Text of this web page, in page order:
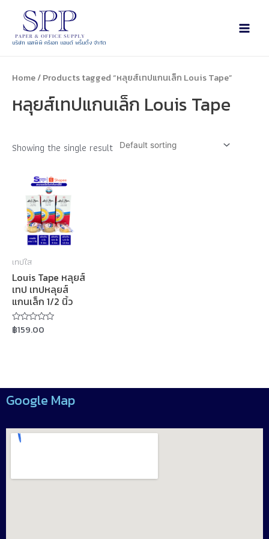
บริษัท เอสพีพี ครีเอท แอนด์ พริ้นติ้ง จำกัด
Home/ Products tagged “หลุยส์เทปแกนเล็ก Louis Tape”
หลุยส์เทปแกนเล็ก Louis Tape
Showing the single result
เทปใส
Louis Tape หลุยส์
เทป เทปหลุยส์
แกนเล็ก 1/2 นิ้ว
Rated
0
฿159.00
Google Map